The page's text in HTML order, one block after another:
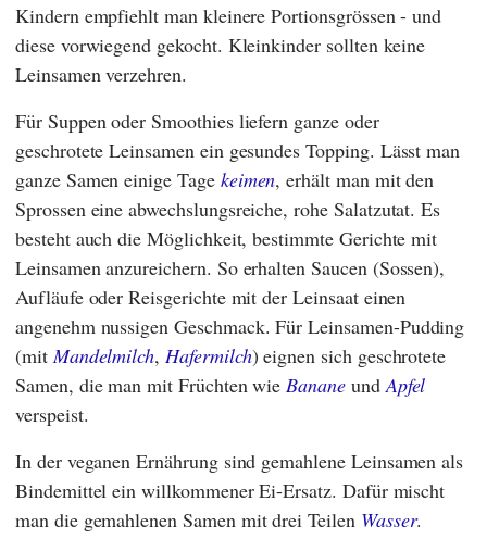
Kindern empfiehlt man kleinere Portionsgrössen - und
diese vorwiegend gekocht. Kleinkinder sollten keine
Leinsamen verzehren.
Für Suppen oder Smoothies liefern ganze oder
geschrotete Leinsamen ein gesundes Topping. Lässt man
ganze Samen einige Tage keimen, erhält man mit den
Sprossen eine abwechslungsreiche, rohe Salatzutat. Es
besteht auch die Möglichkeit, bestimmte Gerichte mit
Leinsamen anzureichern. So erhalten Saucen (Sossen),
Aufläufe oder Reisgerichte mit der Leinsaat einen
angenehm nussigen Geschmack. Für Leinsamen-Pudding
(mitMandelmilch,Hafermilch) eignen sich geschrotete
Samen, die man mit Früchten wieBananeundApfel
verspeist.
In der veganen Ernährung sind gemahlene Leinsamen als
Bindemittel ein willkommener Ei-Ersatz. Dafür mischt
man die gemahlenen Samen mit drei Teilen Wasser.